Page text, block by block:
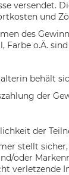
versendet.
und
des
Farbe o.Ä.
behält
der
der
stellt
oder
verletzende